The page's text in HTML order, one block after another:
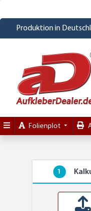
Produktion in
Folienplot
1